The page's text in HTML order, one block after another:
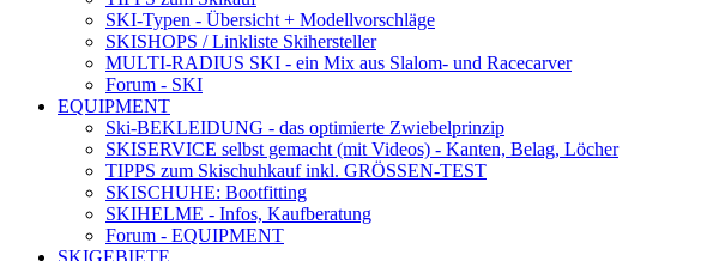
SKI-Typen - Übersicht + Modellvorschläge
SKISHOPS / Linkliste Skihersteller
MULTI-RADIUS SKI - ein Mix aus Slalom- und Racecarver
Forum - SKI
EQUIPMENT
Ski-BEKLEIDUNG - das optimierte Zwiebelprinzip
SKISERVICE selbst gemacht (mit Videos) - Kanten, Belag, Löcher
TIPPS zum Skischuhkaufinkl. GRÖSSEN-TEST
SKISCHUHE: Bootfitting
SKIHELME - Infos, Kaufberatung
Forum - EQUIPMENT
SKIGEBIETE